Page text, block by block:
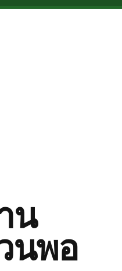
น
นพอ